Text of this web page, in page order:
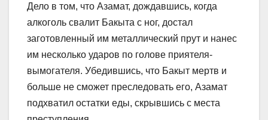
Дело в том, что Азамат, дождавшись, когда
алкоголь свалит Бакыта с ног, достал
заготовленный им металлический прут и нанес
им несколько ударов по голове приятеля-
вымогателя. Убедившись, что Бакыт мертв и
больше не сможет преследовать его, Азамат
подхватил остатки еды, скрывшись с места